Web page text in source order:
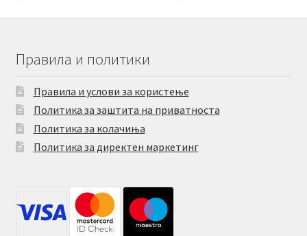
Правила и политики
Правила и услови за користење
Политика за заштита на приватноста
Политика за колачиња
Политика за директен маркетинг